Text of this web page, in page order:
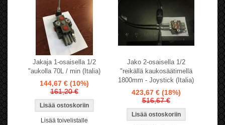
Jakaja 1-osaisella 1/2
"aukolla 70L / min (Italia)
144,67 € (10%)
161,20 €
Lisää toivelistalle
Jako 2-osaisella 1/2
"reikällä kaukosäätimellä
1800mm - Joystick (Italia)
423,67 € (18%)
516,67 €